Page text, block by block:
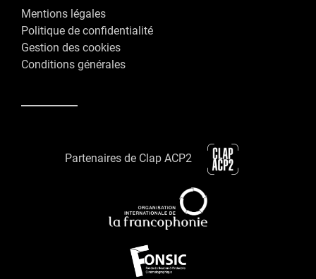
Mentions légales
Politique de confidentialité
Gestion des cookies
Conditions générales
Partenaires de Clap ACP2